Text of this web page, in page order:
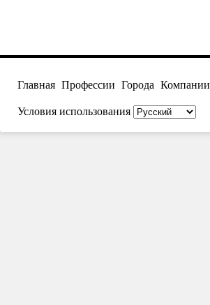
Главная Профессии Города Компании
Условия использования